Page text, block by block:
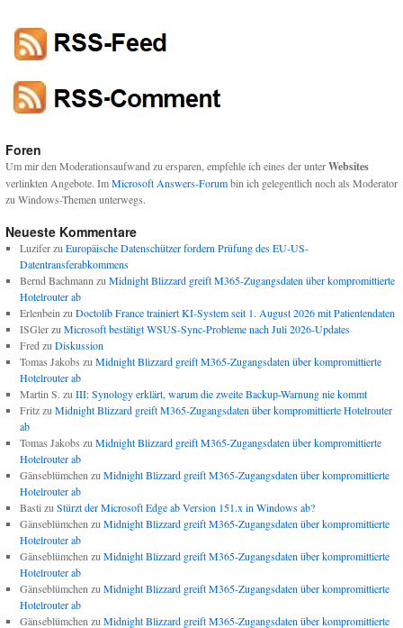
Foren
Um mir den Moderationsaufwand zu ersparen, empfehle ich eines der unterWebsites
verlinkten Angebote. ImMicrosoft Answers-Forumbin ich gelegentlich noch als Moderator
zu Windows-Themen unterwegs.
Neueste Kommentare
Luziferzu Europäische Datenschützer fordern Prüfung des EU-US-
Datentransferabkommens
Bernd Bachmann zu Midnight Blizzard greift M365-Zugangsdaten über kompromittierte
Hotelrouter ab
Erlenbein zu Doctolib France trainiert KI-System seit 1. August 2026 mit Patientendaten
ISGlerzu Microsoft bestätigt WSUS-Sync-Probleme nach Juli 2026-Updates
Fred zu Diskussion
Tomas Jakobs zu Midnight Blizzard greift M365-Zugangsdaten über kompromittierte
Hotelrouter ab
Martin S. zu III: Synology erklärt, warum die zweite Backup-Warnung nie kommt
Fritzzu Midnight Blizzard greift M365-Zugangsdaten über kompromittierte Hotelrouter
ab
Tomas Jakobs zu Midnight Blizzard greift M365-Zugangsdaten über kompromittierte
Hotelrouter ab
Gänseblümchen zu Midnight Blizzard greift M365-Zugangsdaten über kompromittierte
Hotelrouter ab
Basti zu Stürzt der Microsoft Edge ab Version 151.x in Windows ab?
Gänseblümchen zu Midnight Blizzard greift M365-Zugangsdaten über kompromittierte
Hotelrouter ab
Gänseblümchen zu Midnight Blizzard greift M365-Zugangsdaten über kompromittierte
Hotelrouter ab
Gänseblümchen zu Midnight Blizzard greift M365-Zugangsdaten über kompromittierte
Hotelrouter ab
Gänseblümchen zu Midnight Blizzard greift M365-Zugangsdaten über kompromittierte